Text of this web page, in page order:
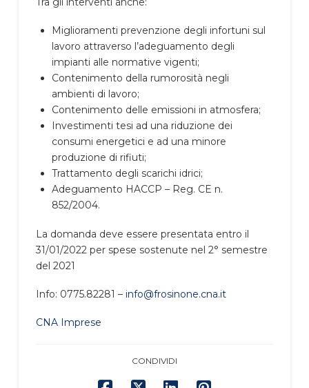
Miglioramenti prevenzione degli infortuni sul
lavoro attraverso l’adeguamento degli
impianti alle normative vigenti;
Contenimento della rumorosità negli
ambienti di lavoro;
Contenimento delle emissioni in atmosfera;
Investimenti tesi ad una riduzione dei
consumi energetici e ad una minore
produzione di rifiuti;
Trattamento degli scarichi idrici;
Adeguamento HACCP – Reg. CE n.
852/2004.
La domanda deve essere presentata entro il
31/01/2022 per spese sostenute nel 2° semestre
del 2021
Info: 0775.82281 – info@frosinone.cna.it
CNA Imprese
CONDIVIDI